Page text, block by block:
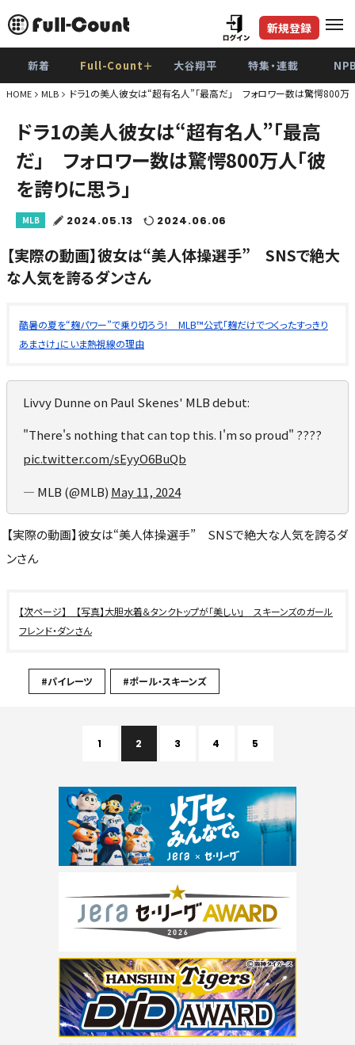
新規登録
新着 Full-Count＋ 大谷翔平 特集・連載
HOME MLB ドラ1の美人彼女は“超有名人”「最高だ」 フォロワー数は驚愕800万人
ドラ1の美人彼女は“超有名人”「最高
だ」 フォロワー数は驚愕800万人「彼
を誇りに思う」
MLB 2024.05.13 2024.06.06
【実際の動画】彼女は“美人体操選手” SNSで絶大
な人気を誇るダンさん
酷暑の夏を“麹パワー”で乗り切ろう！ MLB™公式「麹だけでつくったすっきり
あまさけ」にいま熱視線の理由
Livvy Dunne on Paul Skenes' MLB debut:
"There's nothing that can top this. I'm so proud" ????
pic.twitter.com/sEyyO6BuQb
— MLB (@MLB) May 11, 2024
【実際の動画】彼女は“美人体操選手” SNSで絶大な人気を誇るダ
ンさん
【写真】大胆水着＆タンクトップが「美しい」 スキーンズのガール
フレンド・ダンさん
#パイレーツ #ポール・スキーンズ
1 2 3 4 5